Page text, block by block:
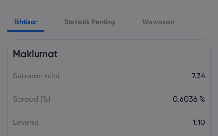
US Government Shutdown Threatens
October Inflation Data Release
US-EU Relations: Russia Sanctions Unite
Emma Rose
Ikhtisar Statistik Penting Wawasan
Maklumat
Sebaran nilai 7.34
Spread (%) 0.6036 %
Leveraj 1:10